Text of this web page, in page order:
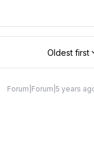
Oldest first
Forum|Forum|5 years